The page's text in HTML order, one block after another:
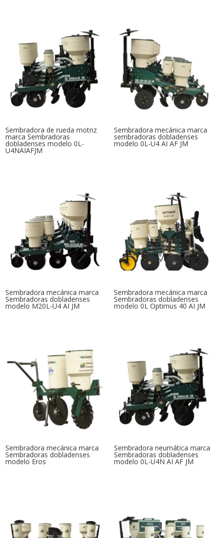
Sembradora de rueda motriz
marca Sembradoras
dobladenses modelo 0L-
U4NAIAFJM
Sembradora mecánica marca
sembradoras dobladenses
modelo 0L-U4 AI AF JM
Sembradora mecánica marca
Sembradoras dobladenses
modelo M20L-U4 AI JM
Sembradora mecánica marca
Sembradoras dobladenses
modelo 0L Optimus 40 AI JM
Sembradora mecánica marca
Sembradoras dobladenses
modelo Eros
Sembradora neumática marca
Sembradoras dobladenses
modelo 0L-U4N AI AF JM